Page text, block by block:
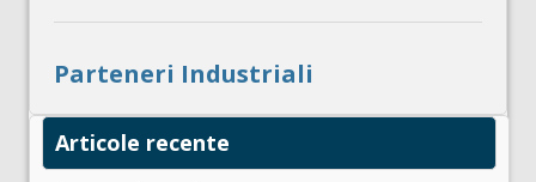
Parteneri Industriali
Articole recente